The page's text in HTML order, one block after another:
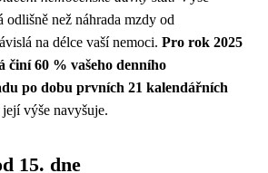
odlišně než náhrada mzdy od
na délce vaší nemoci. Pro rok 2025
činí 60 % vašeho denního
po dobu prvních 21 kalendářních
její výše navyšuje.
15. dne